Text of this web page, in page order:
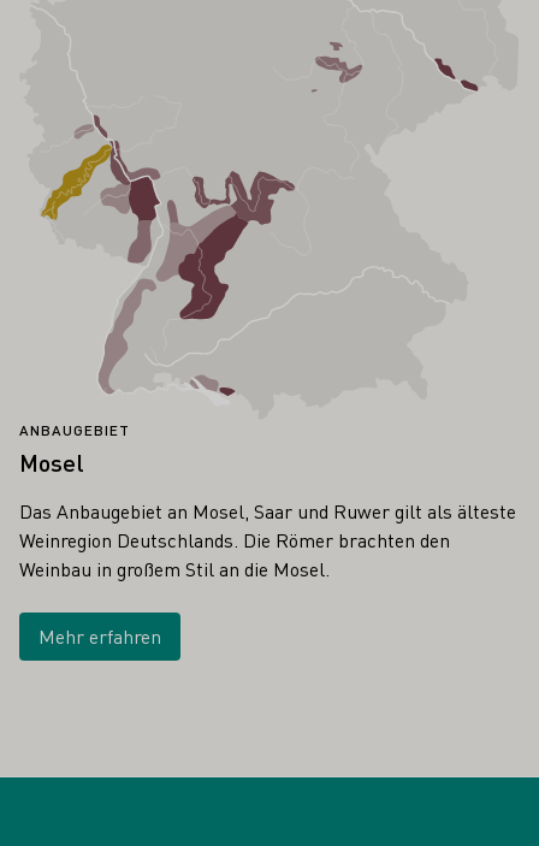
ANBAUGEBIET
Mosel
Das Anbaugebiet an Mosel, Saar und Ruwer gilt als älteste
Weinregion Deutschlands. Die Römer brachten den
Weinbau in großem Stil an die Mosel.
Mehr erfahren